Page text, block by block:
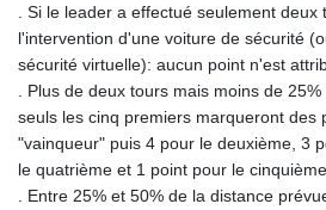
. Si le leader a effectué seulement
l'intervention d'une voiture de sécurité
sécurité virtuelle): aucun point n'est
. Plus de deux tours mais moins de
seuls les cinq premiers marqueront des
"vainqueur" puis 4 pour le deuxième, 3
le quatrième et 1 point pour le cinquième.
. Entre 25% et 50% de la distance